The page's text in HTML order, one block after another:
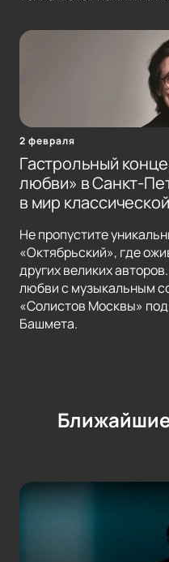
2 февраля
Гастрольный
любви» в Санкт-
в мир
Не пропустите
«Октябрьский», где
других великих
любви с музыкальным
«Солистов Москвы»
Башмета.